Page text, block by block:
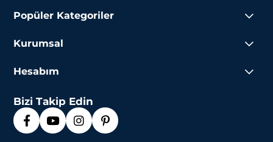
Popüler Kategoriler
Kurumsal
Hesabım
Bizi Takip Edin